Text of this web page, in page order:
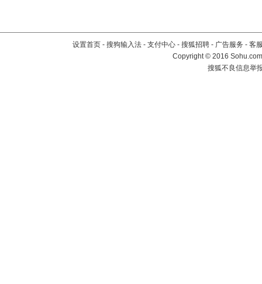
设置首页 - 搜狗输入法 - 支付中心 - 搜狐招聘 - 广告服务 - 客
Copyright©2016
搜狐不良信息举